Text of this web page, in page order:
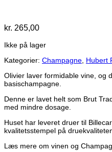
kr. 265,00
Ikke på lager
Kategorier: Champagne Hubert
Olivier laver formidable vine, og
basischampagne.
Denne er lavet helt som Brut
med mindre dosage.
Huset har leveret druer til
kvalitetsstempel på
Læs mere om vinen og